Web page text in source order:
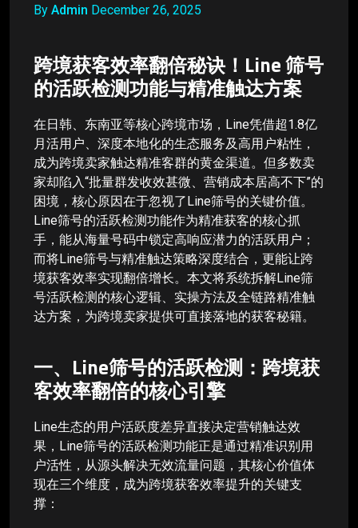
By Admin December 26, 2025
跨境获客效率翻倍秘诀！Line 筛号
的活跃检测功能与精准触达方案
在日韩、东南亚等核心跨境市场，Line凭借超1.8亿
月活用户、深度本地化的生态服务及高用户粘性，
成为跨境卖家触达精准客群的黄金渠道。但多数卖
家却陷入“批量群发收效甚微、营销成本居高不下”的
困境，核心原因在于忽视了Line筛号的关键价值。
Line筛号的活跃检测功能作为精准获客的核心抓
手，能从海量号码中锁定高响应潜力的活跃用户；
而将Line筛号与精准触达策略深度结合，更能让跨
境获客效率实现翻倍增长。本文将系统拆解Line筛
号活跃检测的核心逻辑、实操方法及全链路精准触
达方案，为跨境卖家提供可直接落地的获客秘籍。
一、Line筛号的活跃检测：跨境获
客效率翻倍的核心引擎
Line生态的用户活跃度差异直接决定营销触达效
果，Line筛号的活跃检测功能正是通过精准识别用
户活性，从源头解决无效流量问题，其核心价值体
现在三个维度，成为跨境获客效率提升的关键支
撑：